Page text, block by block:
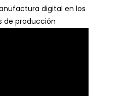
digital en los
de producción